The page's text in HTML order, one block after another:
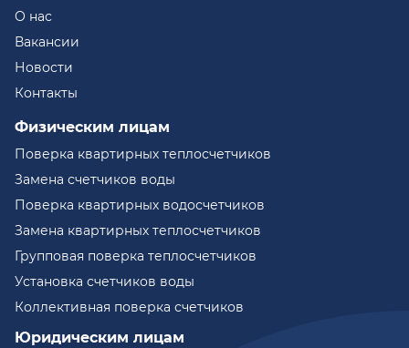
О нас
Вакансии
Новости
Контакты
Физическим лицам
Поверка квартирных теплосчетчиков
Замена счетчиков воды
Поверка квартирных водосчетчиков
Замена квартирных теплосчетчиков
Групповая поверка теплосчетчиков
Установка счетчиков воды
Коллективная поверка счетчиков
Юридическим лицам